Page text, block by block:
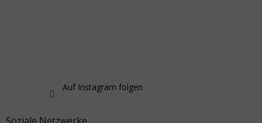
Auf Instagram folgen